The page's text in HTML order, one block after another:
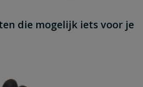
die mogelijk iets voor je